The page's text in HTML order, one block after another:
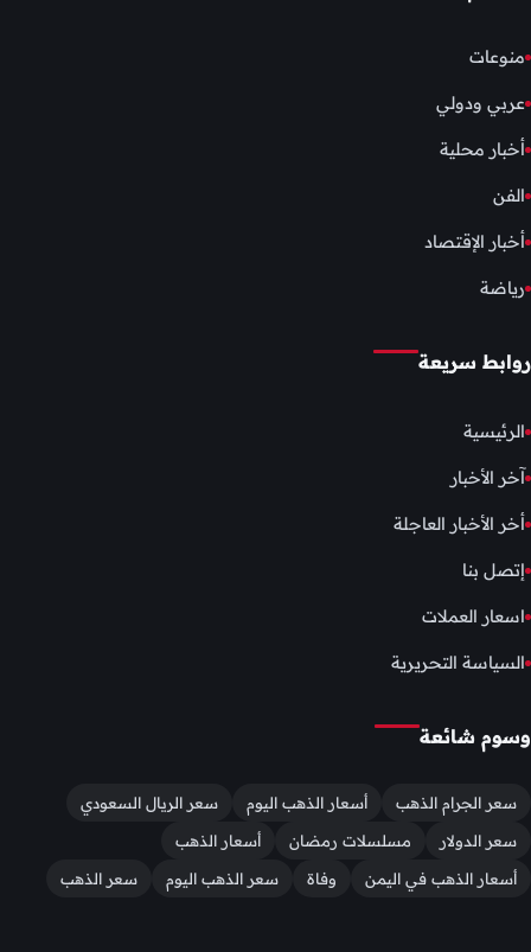
منوعات
عربي ودولي
أخبار محلية
الفن
أخبار الإقتصاد
رياضة
روابط سريعة
الرئيسية
آخر الأخبار
أخر الأخبار العاجلة
إتصل بنا
اسعار العملات
السياسة التحريرية
وسوم شائعة
سعر الجرام الذهب أسعار الذهب اليوم
سعر الريال السعودي
سعر الدولار
مسلسلات رمضان
أسعار الذهب
أسعار الذهب في اليمن
وفاة سعر الذهب اليوم سعر الذهب